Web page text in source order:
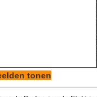
tonen